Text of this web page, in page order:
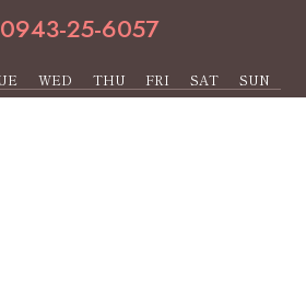
25-6057
WED THU FRI SAT
SUN
● - ● ▲
▲